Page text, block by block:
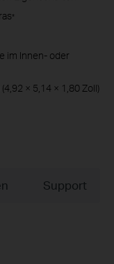
*
im Innen- oder
× 5,14 × 1,80 Zoll)
Support